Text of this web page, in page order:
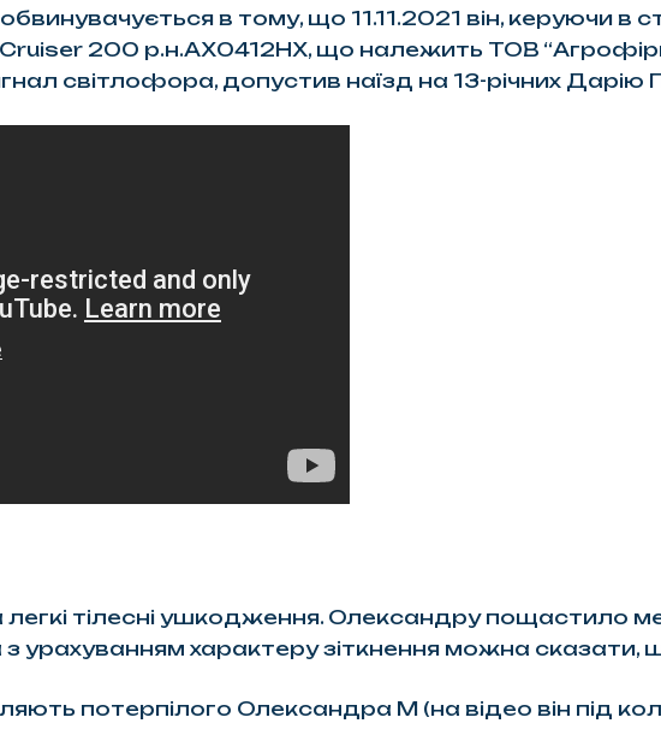
в тому, що 11.11.2021 він, керуючи в
200 р.н.АХ0412НХ, що належить ТОВ
світлофора, допустив наїзд на 13-річних
тілесні ушкодження. Олександру пощастило
урахуванням характеру зіткнення можна сказати,
потерпілого Олександра М (на відео він під